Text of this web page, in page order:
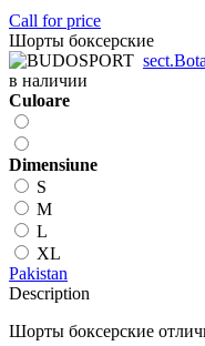
Call for price
Шорты боксерские
в наличии
Сuloare
Dimensiune
S
M
L
XL
Pakistan
Description
Шорты боксерские